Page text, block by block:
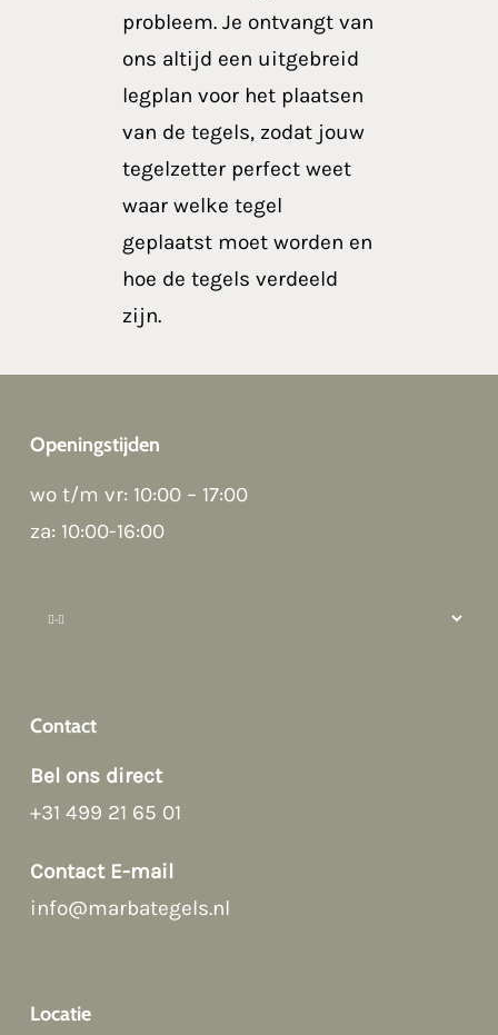
probleem. Je ontvangt van
ons altijd een uitgebreid
legplan voor het plaatsen
van de tegels, zodat jouw
tegelzetter perfect weet
waar welke tegel
geplaatst moet worden en
hoe de tegels verdeeld
zijn.
Openingstijden
wo t/m vr: 10:00 – 17:00
za: 10:00-16:00
Contact
Bel ons direct
+31 499 21 65 01
Contact E-mail
info@marbategels.nl
Locatie
Good night 👋
Hoi! Kunnen we ergens bij helpen?
Contact Form